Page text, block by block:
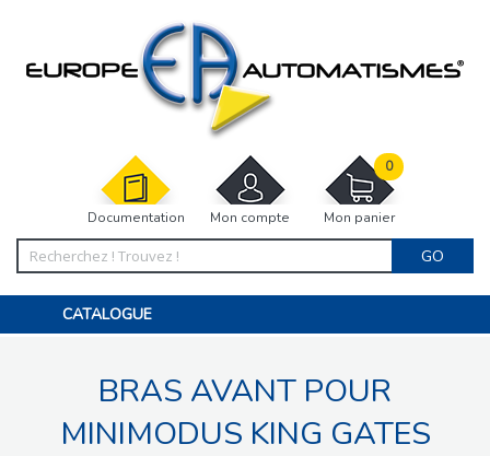
Documentation Mon compte Mon panier
0
GO
CATALOGUE
MOTORISATIONS
ACCESSOIRES ET ELECTRONIQUES
INTERPHONES VISIOPHONES
BRAS AVANT POUR
MINIMODUS KING GATES